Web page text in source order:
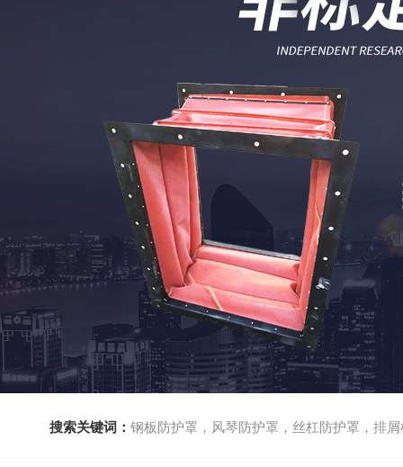
搜索关键词： 钢板防护罩，风琴防护罩，丝杠防护罩，排屑机